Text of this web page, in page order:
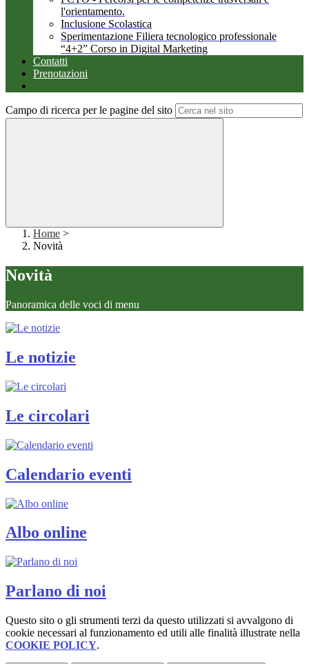
l'orientamento.
Inclusione Scolastica
Sperimentazione Filiera tecnologico professionale
“4+2” Corso in Digital Marketing
Contatti
Prenotazioni
Campo di ricerca per le pagine del sito
Home >
Novità
Novità
Panoramica delle voci di menu
Le notizie
Le circolari
Calendario eventi
Albo online
Parlano di noi
Questo sito o gli strumenti terzi da questo utilizzati si avvalgono di
cookie necessari al funzionamento ed utili alle finalità illustrate nella
COOKIE POLICY.